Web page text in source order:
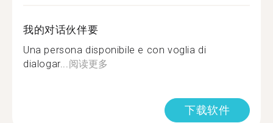
我的对话伙伴要
Una persona disponibile e con voglia di
dialogar...阅读更多
下载软件